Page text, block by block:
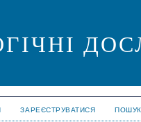
ЗАРЕЄСТРУВАТИСЯ ПОШУК